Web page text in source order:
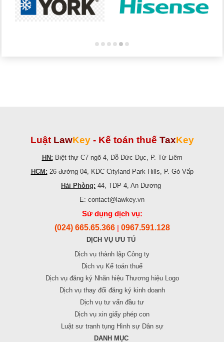
Luật LawKey - Kế toán thuế TaxKey
HN: Biệt thự C7 ngõ 4, Đỗ Đức Dục, P. Từ Liêm
HCM: 26 đường 04, KDC Cityland Park Hills, P. Gò Vấp
Hải Phòng: 44, TDP 4, An Dương
E: contact@lawkey.vn
Sử dụng dịch vụ:
(024) 665.65.366 0967.591.128
DỊCH VỤ ƯU TÚ
Dịch vụ thành lập Công ty
Dịch vụ Kế toán thuế
Dịch vụ đăng ký Nhãn hiệu Thương hiệu Logo
Dịch vụ thay đổi đăng ký kinh doanh
Dịch vụ tư vấn đầu tư
Dịch vụ xin giấy phép con
Luật sư tranh tụng Hình sự Dân sự
DANH MỤC